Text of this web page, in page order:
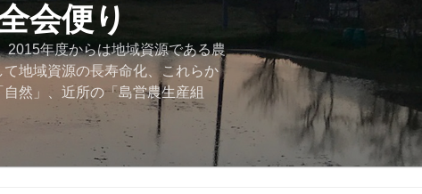
会便り
年度からは地域資源である農
地域資源の長寿命化、これらか
然」、近所の「島営農生産組